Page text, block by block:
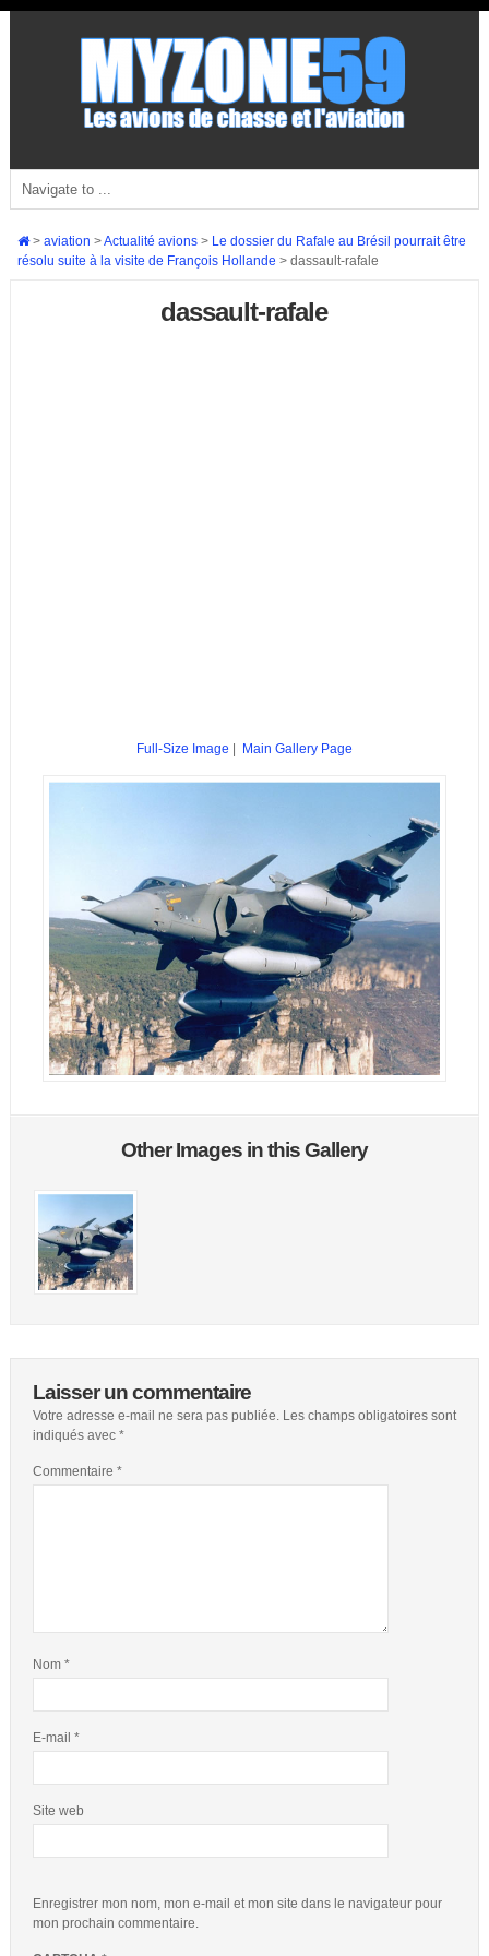
> aviation >Actualité avions> Le dossier du Rafale au Brésil pourrait être
résolu suite à la visite de François Hollande > dassault-rafale
dassault-rafale
Full-Size Image Main Gallery Page
Other Images in this Gallery
Laisser un commentaire
Votre adresse e-mail ne sera pas publiée. Les champs obligatoires sont
indiqués avec *
Commentaire *
Nom *
E-mail *
Site web
Enregistrer mon nom, mon e-mail et mon site dans le navigateur pour
mon prochain commentaire.